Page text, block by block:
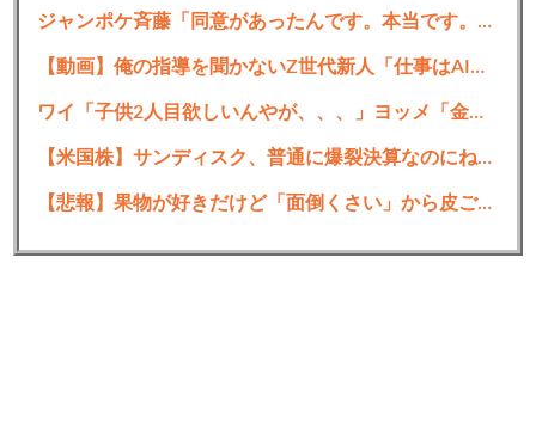
して初日に「お試しで何人か選んでみましょう^^」と言
われて面白そうな男を数人選んでメッセージ一括送信し
婚活1日で終わった
— カサ子！ (@asutalt) May 29, 2026
ジャンポケ斉藤「同意があったんです。本当です。信じて下さい」←何でこの主張が通らないの？
【動画】俺の指導を聞かないZ世代新人「仕事はAIに聞けば余裕w」俺「AI以下でごめんね」→指導やめて放置プレイした結果w
ワイ「子供2人目欲しいんやが、、、」ヨッメ「金は？育児は？私の仕事は？キャリアは？」
【米国株】サンディスク、普通に爆裂決算なのにね…！？部員は個別株の生涯収支プラスなんか？
【悲報】果物が好きだけど「面倒くさい」から皮ごと食べる奴ｗｗｗｗｗｗｗ